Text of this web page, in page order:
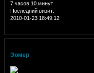
7 часов 10 минут
Последний визит:
2010-01-23 18:49:12
Эомер